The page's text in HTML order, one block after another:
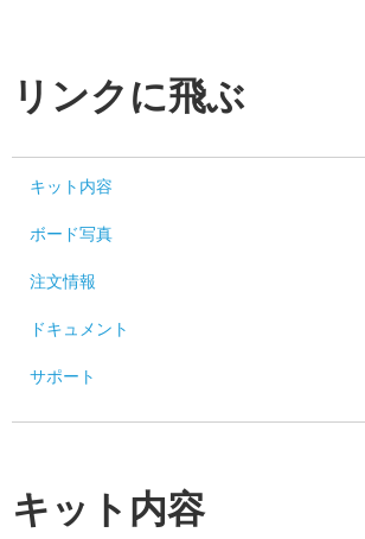
リンクに飛ぶ
キット内容
ボード写真
注文情報
ドキュメント
サポート
キット内容